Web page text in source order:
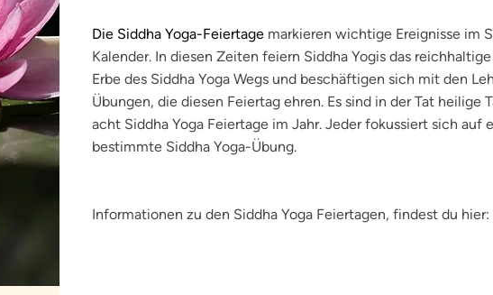
Die Siddha Yoga-Feiertage markieren wichtige Ereignisse im
Kalender. In diesen Zeiten feiern Siddha Yogis das
Erbe des Siddha Yoga Wegs und beschäftigen sich mit den
Übungen, die diesen Feiertag ehren. Es sind in der Tat heilige
acht Siddha Yoga Feiertage im Jahr. Jeder fokussiert sich auf
bestimmte Siddha Yoga-Übung.
Informationen zu den Siddha Yoga Feiertagen, findest du hier: